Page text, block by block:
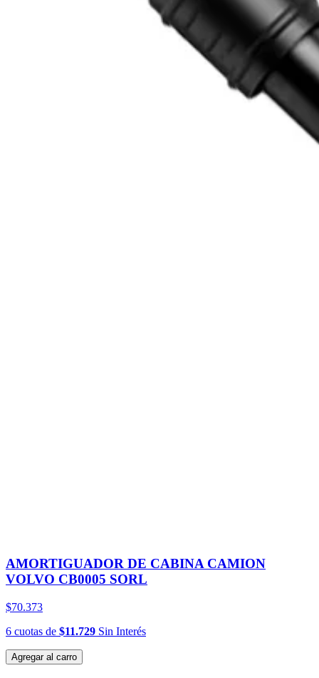
AMORTIGUADOR DE CABINA CAMION
VOLVO CB0005 SORL
$70.373
6 cuotas de $11.729 Sin Interés
Agregar al carro